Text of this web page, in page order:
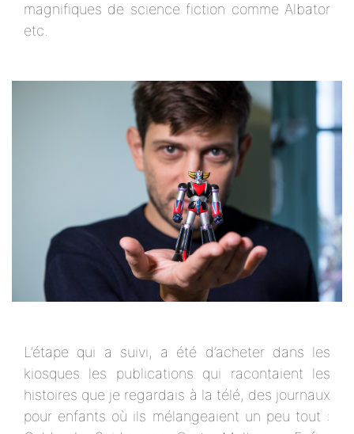
magnifiques de science fiction comme Albator
etc.
L’étape qui a suivi, a été d’acheter dans les
kiosques les publications qui racontaient les
histoires que je regardais à la télé, des journaux
pour enfants où ils mélangeaient un peu tout :